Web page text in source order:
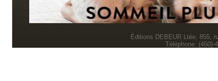
Éditions DEBEUR Ltée, 855,
Téléphone: (450)-